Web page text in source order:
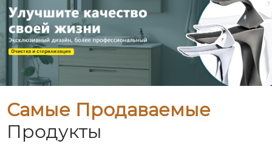
Самые Продаваемые
Продукты